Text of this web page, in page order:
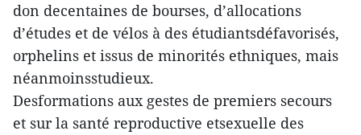
don decentaines de bourses, d’allocations
d’études et de vélos à des étudiantsdéfavorisés,
orphelins et issus de minorités ethniques, mais
néanmoinsstudieux.
Desformations aux gestes de premiers secours
et sur la santé reproductive etsexuelle des